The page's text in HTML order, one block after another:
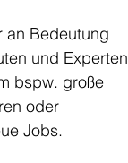
an Bedeutung
und Experten
bspw. große
oder
Jobs.